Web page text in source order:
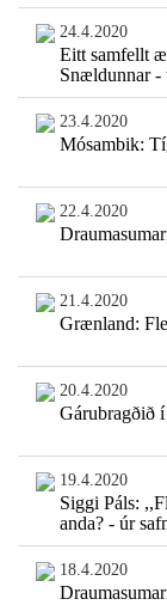
24.4.2020
Eitt samfellt
Snældunnar -
23.4.2020
Mósambik:
22.4.2020
21.4.2020
Grænland:
20.4.2020
Gárubragðið
19.4.2020
Siggi Páls:
anda? - úr
18.4.2020